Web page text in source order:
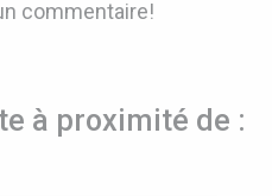
commentaire!
à proximité de :